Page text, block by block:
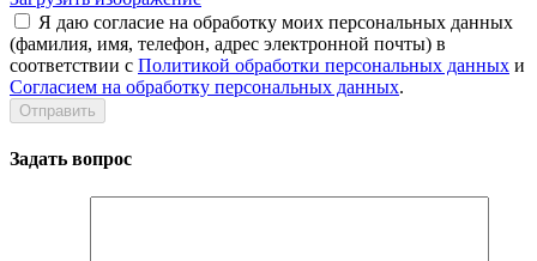
Я даю согласие на обработку моих персональных данных
(фамилия, имя, телефон, адрес электронной почты) в
соответствии с Политикой обработки персональных данных и
Согласием на обработку персональных данных.
Задать вопрос